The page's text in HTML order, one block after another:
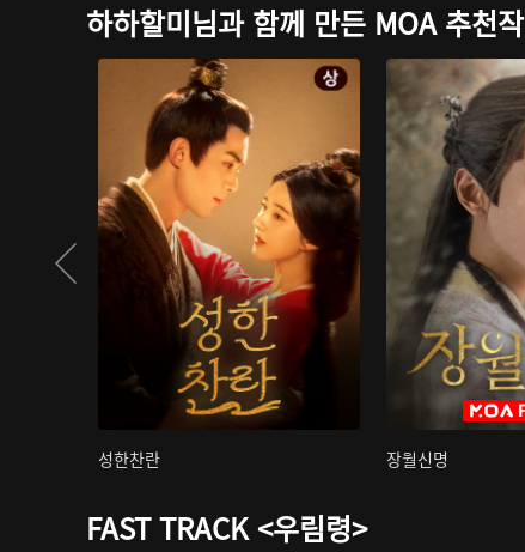
하하할미님과 함께 만든 MOA 추천작
성한찬란 장월신명
FAST TRACK <우림령>